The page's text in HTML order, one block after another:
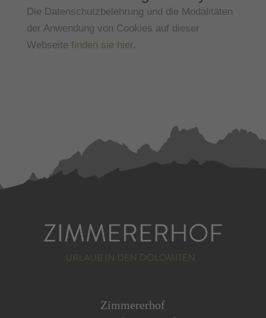
Die Datenschutzbelehrung und die Modalitäten
der Anwendung von Cookies auf dieser
Webseite finden sie hier.
Zimmererhof